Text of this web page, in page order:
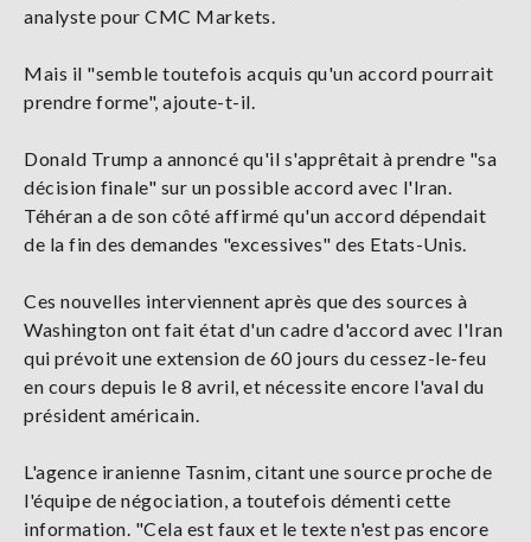
analyste pour CMC Markets.
Mais il "semble toutefois acquis qu'un accord pourrait
prendre forme", ajoute-t-il.
Donald Trump a annoncé qu'il s'apprêtait à prendre "sa
décision finale" sur un possible accord avec l'Iran.
Téhéran a de son côté affirmé qu'un accord dépendait
de la fin des demandes "excessives" des Etats-Unis.
Ces nouvelles interviennent après que des sources à
Washington ont fait état d'un cadre d'accord avec l'Iran
qui prévoit une extension de 60 jours du cessez-le-feu
en cours depuis le 8 avril, et nécessite encore l'aval du
président américain.
L'agence iranienne Tasnim, citant une source proche de
l'équipe de négociation, a toutefois démenti cette
information. "Cela est faux et le texte n'est pas encore